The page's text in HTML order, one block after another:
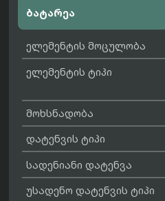
ბატარეა
ელემენტის მოცულობა
ელემენტის ტიპი
მოხსნადობა
დატენვის ტიპი
სადენიანი დატენვა
უსადენო დატენვის ტიპი